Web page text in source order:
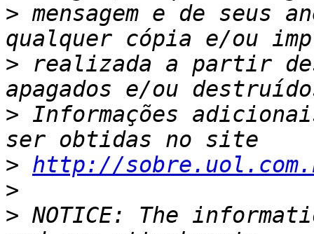
> mensagem e de seus
> realizada a partir
> Informações
> http://
>
> NOTICE: The